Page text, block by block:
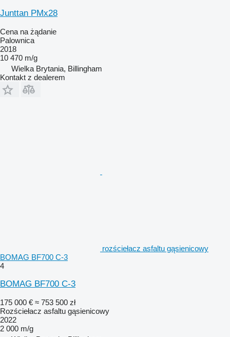
Junttan PMx28
Cena na żądanie
Palownica
2018
10 470 m/g
Wielka Brytania, Billingham
Kontakt z dealerem
rozściełacz asfaltu gąsienicowy
BOMAG BF700 C-3
4
BOMAG BF700 C-3
175 000 € ≈ 753 500 zł
Rozściełacz asfaltu gąsienicowy
2022
2 000 m/g